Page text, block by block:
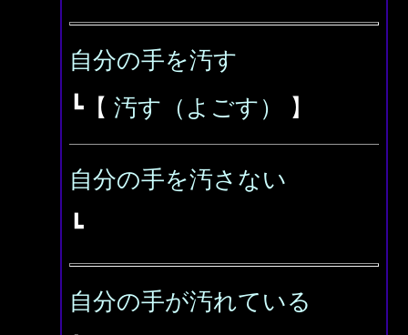
自分の手を汚す
┗【 汚す（よごす） 】
自分の手を汚さない
┗
自分の手が汚れている